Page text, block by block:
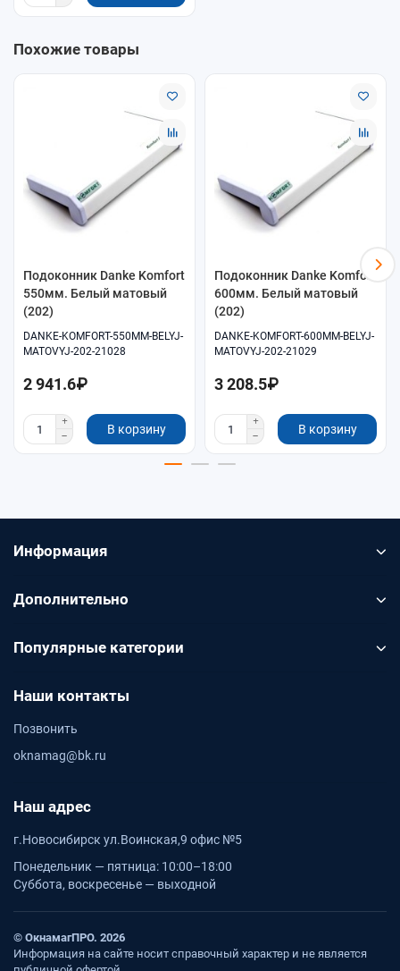
Похожие товары
Подоконник Danke Komfort
550мм. Белый матовый
(202)
DANKE-KOMFORT-550MM-BELYJ-
MATOVYJ-202-21028
2 941.6₽
В корзину
Подоконник Danke Komfort
600мм. Белый матовый
(202)
DANKE-KOMFORT-600MM-BELYJ-
MATOVYJ-202-21029
3 208.5₽
В корзину
Информация
Дополнительно
Популярные категории
Наши контакты
Позвонить
oknamag@bk.ru
Наш адрес
г.Новосибирск ул.Воинская,9 офис №5
Понедельник — пятница: 10:00–18:00
Суббота, воскресенье — выходной
© ОкнамагПРО. 2026
Информация на сайте носит справочный характер и не является